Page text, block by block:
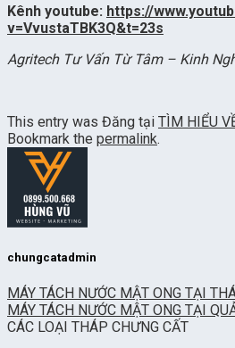
Kênh youtube: https://
v=VvustaTBK3Q&t=23s
Agritech Tư Vấn Từ Tâm – Kinh
This entry was Đăng tại TÌM HIỂU
Bookmark the permalink.
chungcatadmin
MÁY TÁCH NƯỚC MẬT ONG TẠI
MÁY TÁCH NƯỚC MẬT ONG TẠI
CÁC LOẠI THÁP CHƯNG CẤT